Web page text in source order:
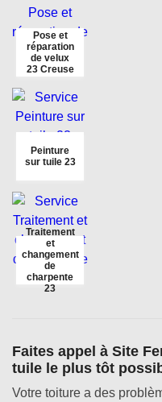
Pose et
réparation
de velux
23 Creuse
Peinture
sur tuile 23
Traitement
et
changement
de
charpente
23
Faites appel à Site
tuile le plus tôt
Votre toiture a des